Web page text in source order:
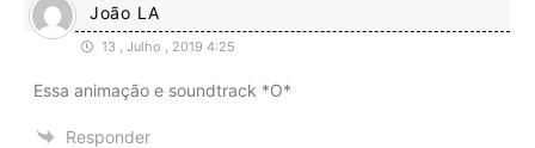
João LA
13 , Julho , 2019 4:25
Essa animação e soundtrack *O*
Responder